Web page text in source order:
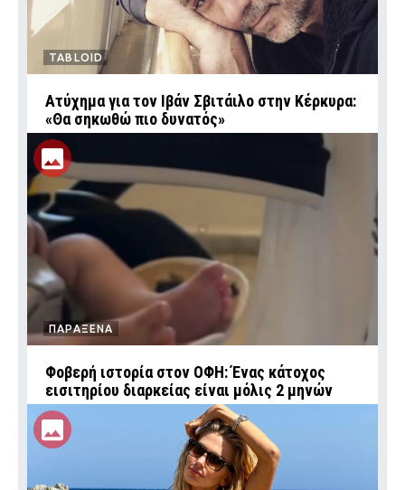
TABLOID
Ατύχημα για τον Ιβάν Σβιτάιλο στην Κέρκυρα:
«Θα σηκωθώ πιο δυνατός»
ΠΑΡΑΞΕΝΑ
Φοβερή ιστορία στον ΟΦΗ: Ένας κάτοχος
εισιτηρίου διαρκείας είναι μόλις 2 μηνών